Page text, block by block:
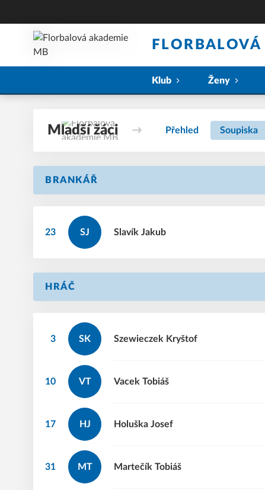
Klub Ženy
Mladší žáci Přehled Soupiska
BRANKÁŘ
23 SJ Jakub
Slavík
HRÁČ
3 SK Kryštof
Szewieczek
10 VT Tobiáš
Vacek
17 HJ Josef
Holuška
31 MT Tobiáš
Martečík